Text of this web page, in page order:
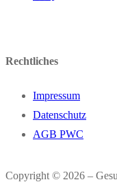
Rechtliches
Impressum
Datenschutz
AGB PWC
Copyright © 2026 –